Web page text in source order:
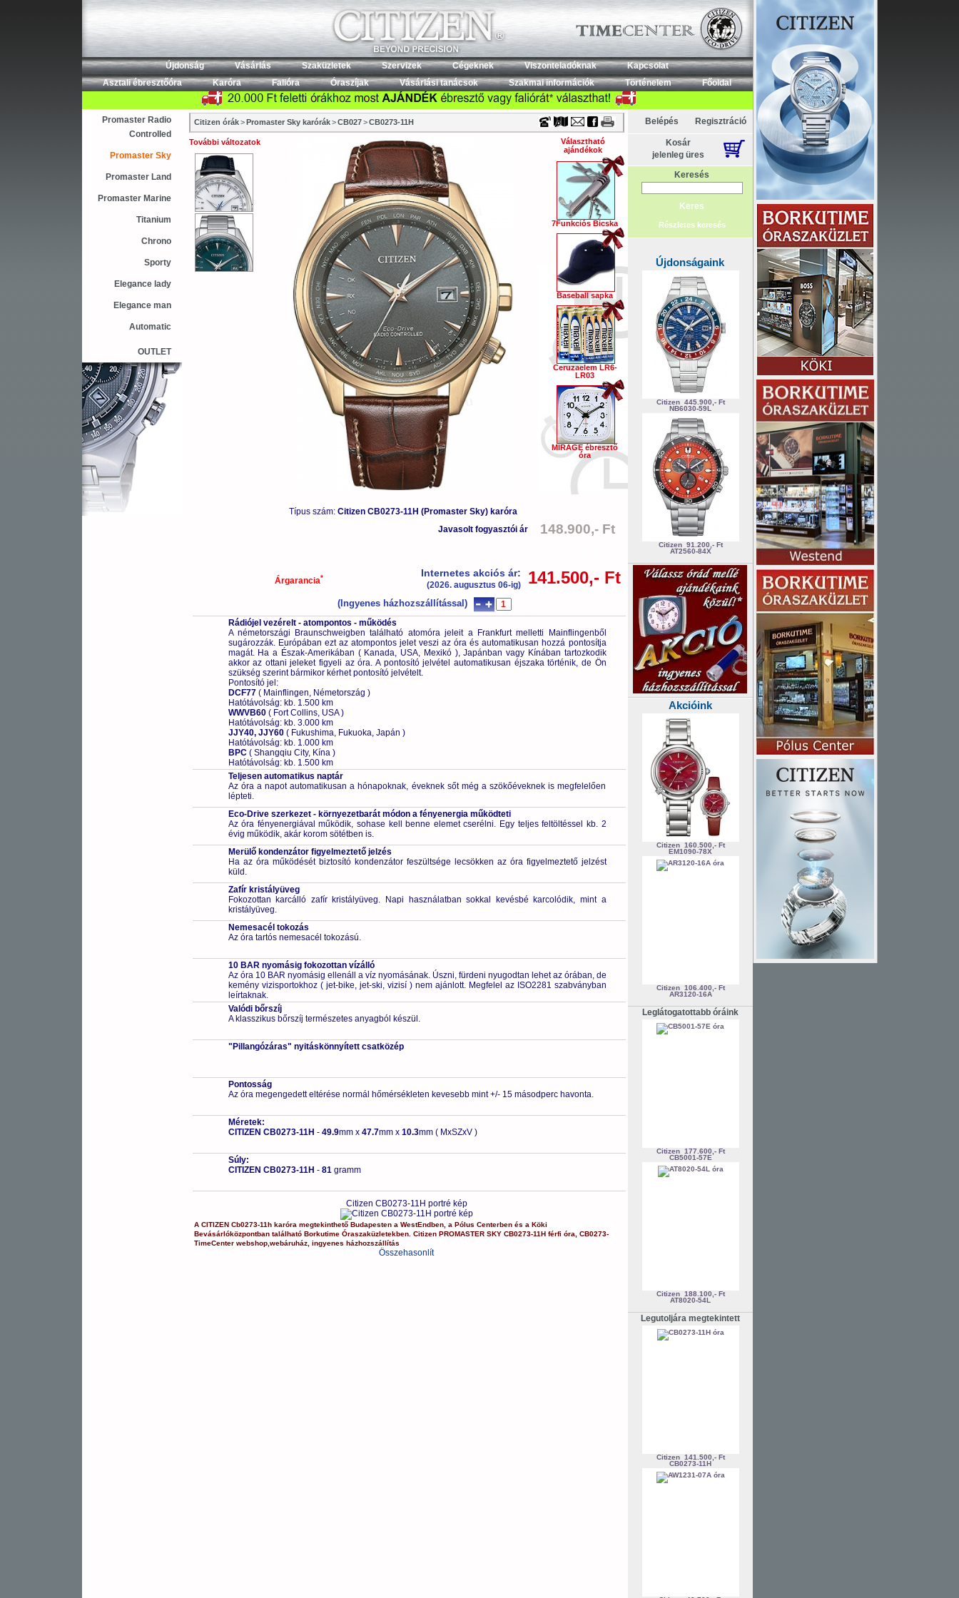
Timecenter
Újdonság Vásárlás Szaküzletek Szervizek Cégeknek Viszonteladóknak
Kapcsolat
Asztali ébresztőóra
Karóra Falióra Óraszíjak Vásárlási tanácsok Szakmai információk Történelem Főoldal
Promaster Radio
Controlled
Promaster Sky
Promaster Land
Promaster Marine
Titanium
Chrono
Sporty
Elegance lady
Elegance man
Automatic
OUTLET
Citizen órák > Promaster Sky karórák > CB027 > CB0273-11H
További változatok
Típus szám: Citizen CB0273-11H (Promaster Sky) karóra
Választható
ajándékok
7Funkciós Bicska
Baseball sapka
Ceruzaelem LR6-
LR03
MIRAGE ébresztő
óra
Javasolt fogyasztói ár 148.900,- Ft
Árgarancia* Internetes akciós ár:
(2026. augusztus 06-ig) 141.500,- Ft
(Ingyenes házhozszállítással)
Rádiójel vezérelt - atompontos - működés
A németországi Braunschweigben található atomóra jeleit a Frankfurt melletti Mainflingenből
sugározzák. Európában ezt az atompontos jelet veszi az óra és automatikusan hozzá pontosítja
magát. Ha a Észak-Amerikában ( Kanada, USA, Mexikó ), Japánban vagy Kínában tartozkodik
akkor az ottani jeleket figyeli az óra. A pontosító jelvétel automatikusan éjszaka történik, de Ön
szükség szerint bármikor kérhet pontosító jelvételt.
Pontosító jel:
DCF77 ( Mainflingen, Németország )
Hatótávolság: kb. 1.500 km
WWVB60( Fort Collins, USA )
Hatótávolság: kb. 3.000 km
JJY40, JJY60( Fukushima, Fukuoka, Japán )
Hatótávolság: kb. 1.000 km
BPC( Shangqiu City, Kína )
Hatótávolság: kb. 1.500 km
Teljesen automatikus naptár
Az óra a napot automatikusan a hónapoknak, éveknek sőt még a szökőéveknek is megfelelően
lépteti.
Eco-Drive szerkezet - környezetbarát módon a fényenergia működteti
Az óra fényenergiával működik, sohase kell benne elemet cserélni. Egy teljes feltöltéssel kb. 2
évig működik, akár korom sötétben is.
Merülő kondenzátor figyelmeztető jelzés
Ha az óra működését biztosító kondenzátor feszültsége lecsökken az óra figyelmeztető jelzést
küld.
Zafír kristályüveg
Fokozottan karcálló zafír kristályüveg. Napi használatban sokkal kevésbé karcolódik, mint a
kristályüveg.
Nemesacél tokozás
Az óra tartós nemesacél tokozású.
10 BAR nyomásig fokozottan vízálló
Az óra 10 BAR nyomásig ellenáll a víz nyomásának. Úszni, fürdeni nyugodtan lehet az órában, de
kemény vizisportokhoz ( jet-bike, jet-ski, vizisí ) nem ajánlott. Megfelel az ISO2281 szabványban
leírtaknak.
Valódi bőrszíj
A klasszikus bőrszíj természetes anyagból készül.
"Pillangózáras" nyitáskönnyített csatközép
Pontosság
Az óra megengedett eltérése normál hőmérsékleten kevesebb mint +/- 15 másodperc havonta.
Méretek:
CITIZEN CB0273-11H - 49.9mm x 47.7mm x 10.3mm ( MxSZxV )
Súly:
CITIZEN CB0273-11H - 81 gramm
Citizen CB0273-11H portré kép
A CITIZEN Cb0273-11h karóra megtekinthető Budapesten a WestEndben, a Pólus Centerbenés a Köki
Bevásárlóközpontbantalálható Borkutime Óraszaküzletekben. Citizen PROMASTER SKY CB0273-11H férfi óra
CB0273-
TimeCenter webshop, webáruház, ingyenes házhozszállítás
Összehasonlít
Belépés Regisztráció
Kosár
jelenleg üres
Keresés
Részletes keresés
Újdonságaink
Citizen 445.900,- Ft
NB6030-59L
Citizen 91.200,- Ft
AT2560-84X
Akcióink
Citizen 160.500,- Ft
EM1090-78X
Citizen 106.400,- Ft
AR3120-16A
Leglátogatottabb óráink
Citizen 177.600,- Ft
CB5001-57E
Citizen 188.100,- Ft
AT8020-54L
Legutoljára megtekintett
Citizen 141.500,- Ft
CB0273-11H